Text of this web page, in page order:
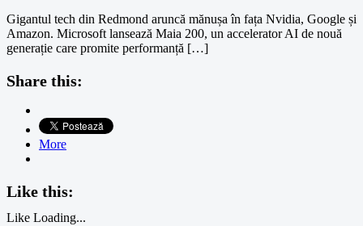
Gigantul tech din Redmond aruncă mănușa în fața Nvidia, Google și
Amazon. Microsoft lansează Maia 200, un accelerator AI de nouă
generație care promite performanță […]
Share this:
More
Like this:
Like Loading...